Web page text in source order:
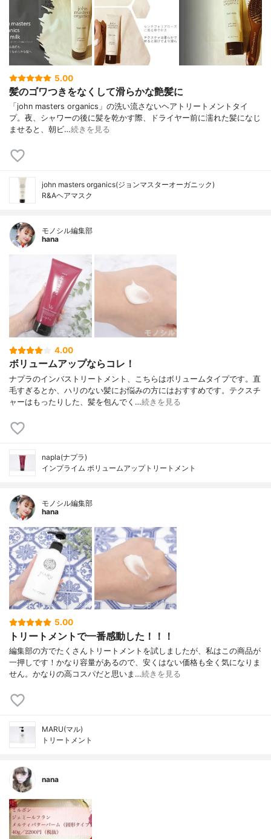
5.00
髪のゴワつきをなくして滑らかな艶髪に
「john masters organics」の洗い流さないヘアトリートメントタイ
プ。夜、シャワーの後に髪を乾かす際、ドライヤー前に濡れた髪になじ
ませると、朝ビ…続きを見る
john masters organics(ジョンマスターオーガニック)
R&Aヘアマスク
モノシル編集部
hana
4.00
ボリュームアップならコレ！
ナプラのインバストリートメント、こちらはボリュームタイプです。直
毛すぎるとか、ハリのない髪にお悩みの方にはおすすめです。テクスチ
ャーはもったりした、髪を包んでく…続きを見る
napla(ナプラ)
インプライム ボリュームアップトリートメント
モノシル編集部
hana
5.00
トリートメントで一番感動した！！！
編集部の方でたくさんトリートメントを試しましたが、私はこの商品が
一押しです！かなり容量があるので、安くはない価格も全く気になりま
せん。かなりの高コスパだと思いま…続きを見る
MARU(マル)
トリートメント
nana